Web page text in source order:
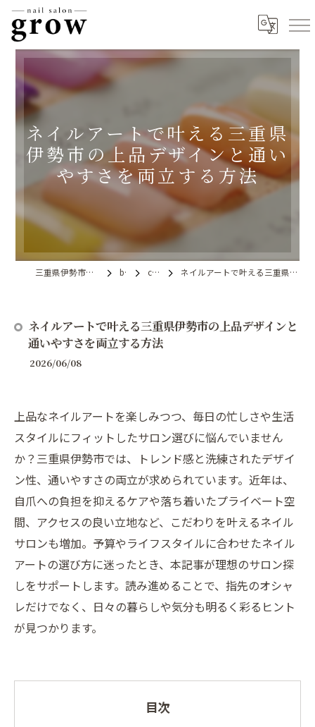
ネイルアートで叶える三重県
伊勢市の上品デザインと通い
やすさを両立する方法
三重県伊勢市のネイルならnail salon grow blog column ネイルアートで叶える三重県伊勢市の上品デザインと通いやすさを両立する方法
ネイルアートで叶える三重県伊勢市の上品デザインと
通いやすさを両立する方法
2026/06/08
上品なネイルアートを楽しみつつ、毎日の忙しさや生活
スタイルにフィットしたサロン選びに悩んでいません
か？三重県伊勢市では、トレンド感と洗練されたデザイ
ン性、通いやすさの両立が求められています。近年は、
自爪への負担を抑えるケアや落ち着いたプライベート空
間、アクセスの良い立地など、こだわりを叶えるネイル
サロンも増加。予算やライフスタイルに合わせたネイル
アートの選び方に迷ったとき、本記事が理想のサロン探
しをサポートします。読み進めることで、指先のオシャ
レだけでなく、日々の暮らしや気分も明るく彩るヒント
が見つかります。
目次